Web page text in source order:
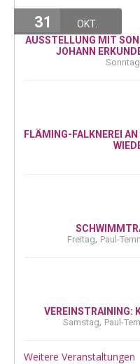
31
OKT.
AUSSTELLUNG MIT
JOHANN
Sonntag
FLÄMING-FALKNEREI
Freitag, Paul-
VEREINSTRAINING:
Samstag, Paul-
Weitere Veranstaltungen